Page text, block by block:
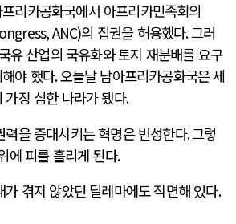
리카공화국에서 아프리카민족회의
ANC)의 집권을 허용했다.그러
유 산업의 국유화와 토지 재분배를 요구
야 했다.오늘날 남아프리카공화국은 세
가장 심한 나라가 됐다.
을 증대시키는 혁명은 번성한다.그렇
에 피를 흘리게 된다.
겪지 않았던 딜레마에도 직면해 있다.